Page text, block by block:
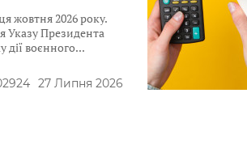
жовтня 2026 року.
Указу Президента
воєнного
27 Липня 2026